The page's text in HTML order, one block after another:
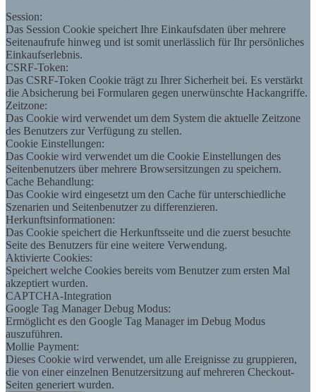
Session:
Das Session Cookie speichert Ihre Einkaufsdaten über mehrere
Seitenaufrufe hinweg und ist somit unerlässlich für Ihr persönliches
Einkaufserlebnis.
CSRF-Token:
Das CSRF-Token Cookie trägt zu Ihrer Sicherheit bei. Es verstärkt
die Absicherung bei Formularen gegen unerwünschte Hackangriffe.
Zeitzone:
Das Cookie wird verwendet um dem System die aktuelle Zeitzone
des Benutzers zur Verfügung zu stellen.
Cookie Einstellungen:
Das Cookie wird verwendet um die Cookie Einstellungen des
Seitenbenutzers über mehrere Browsersitzungen zu speichern.
Cache Behandlung:
Das Cookie wird eingesetzt um den Cache für unterschiedliche
Szenarien und Seitenbenutzer zu differenzieren.
Herkunftsinformationen:
Das Cookie speichert die Herkunftsseite und die zuerst besuchte
Seite des Benutzers für eine weitere Verwendung.
Aktivierte Cookies:
Speichert welche Cookies bereits vom Benutzer zum ersten Mal
akzeptiert wurden.
CAPTCHA-Integration
Google Tag Manager Debug Modus:
Ermöglicht es den Google Tag Manager im Debug Modus
auszuführen.
Mollie Payment:
Dieses Cookie wird verwendet, um alle Ereignisse zu gruppieren,
die von einer einzelnen Benutzersitzung auf mehreren Checkout-
Seiten generiert wurden.